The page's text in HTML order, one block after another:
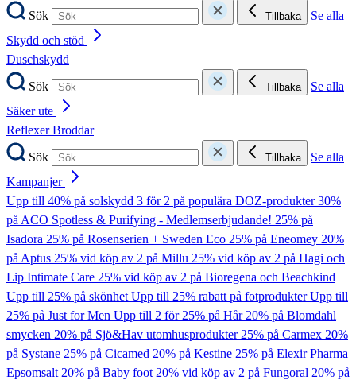
Sök Tillbaka
Se alla
Skydd och stöd
Duschskydd
Sök
Tillbaka
Se alla
Säker ute
ReflexerBroddar
Sök
Tillbaka
Se alla
Kampanjer
Upp till 40% på solskydd 3 för 2 på populära DOZ-produkter30%
på ACO Spotless & Purifying - Medlemserbjudande! 25% på
Isadora 25% på Rosenserien + Sweden Eco 25% på Eneomey 20%
på Aptus 25% vid köp av 2 på Millu 25% vid köp av 2 på Hagi och
Lip Intimate Care 25% vid köp av 2 på Bioregena och Beachkind
Upp till 25% på skönhetUpp till 25% rabatt på fotprodukterUpp till
25% på Just for Men Upp till 2 för 25% på Hår20% på Blomdahl
smycken 20% på Sjö&Hav utomhusprodukter25% på Carmex 20%
på Systane 25% på Cicamed 20% på Kestine 25% på Elexir Pharma
Epsomsalt20% på Baby foot20% vid köp av 2 på Fungoral 20% på